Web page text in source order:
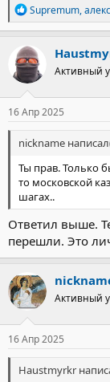
Р
е
а
к
ц
и
и
:
Supremum,
Активный
16 Апр 2025
nickname
Ты прав. Только
то московской
шагах..
Ответил выше.
перешли. Это
Активный
16 Апр 2025
Haustmyrkr